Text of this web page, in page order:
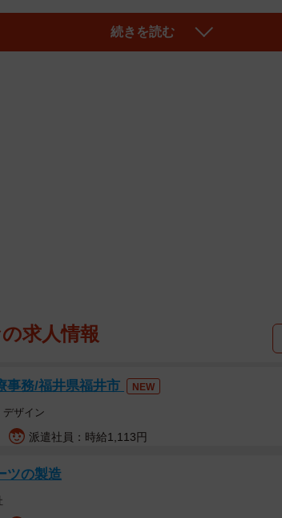
ギャップに驚く女性 ※この画像はイメージです（
員との交流会で自己紹介資料を見ていた女性が
続きを読む
求人情報
事務/福井県福井市 NEW
ザイン
派遣社員：時給1,113円
ツの製造